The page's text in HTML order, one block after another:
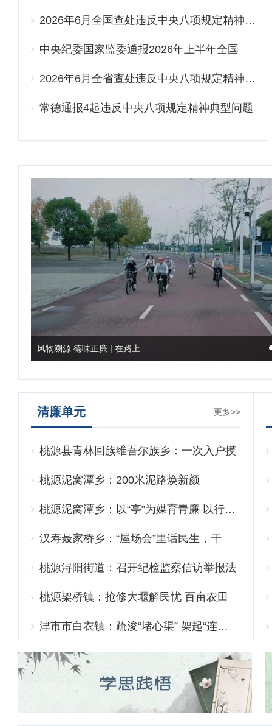
2026年6月全国查处违反中央八项规定精神…
中央纪委国家监委通报2026年上半年全国
纪…
2026年6月全省查处违反中央八项规定精神…
常德通报4起违反中央八项规定精神典型问题
鼎城：铺就“四好农村路” 驶向振兴“快车道”
更多>>
清廉单元
桃源县青林回族维吾尔族乡：一次入户摸
排…
桃源泥窝潭乡：200米泥路焕新颜
桃源泥窝潭乡：以“亭”为媒育青廉 以行…
汉寿聂家桥乡：“屋场会”里话民生，干
部…
桃源浔阳街道：召开纪检监察信访举报法
治…
桃源架桥镇：抢修大堰解民忧 百亩农田
稳…
津市市白衣镇：疏浚“堵心渠” 架起“连…